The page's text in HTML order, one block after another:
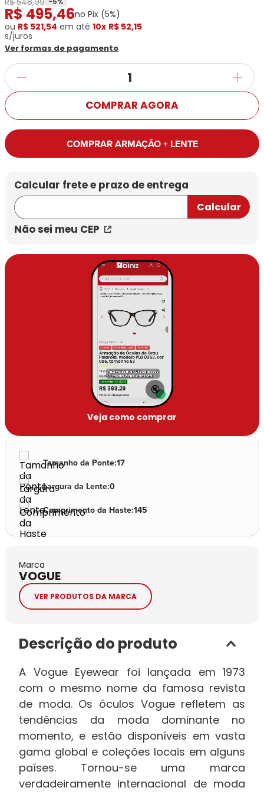
Ban
Todas
as
Marcas
Marcas
Exclusivas
Dii
DNZ
Todas
Miu
Polaroid
Vogue
Todas
as
Marcas
Marcas
Collection
Totas
Bulget
Todas
as
Marcas
Marcas
Exclusivas
Dii
Hit
Unissex
Marcas
Exclusivas
Dii
Collection
DNZ
Hit
R$ 495,46no Pix (5%)
ou R$ 521,54 em até 10x R$ 52,15
s/juros
Ver formas de pagamento
COMPRAR AGORA
COMPRAR ARMAÇÃO + LENTE
Não sei meu CEP
🔇
Veja como comprar
Tamanho da Ponte:17
Largura da Lente:0
Comprimento da Haste:145
Marca
VOGUE
VER PRODUTOS DA MARCA
Descrição do produto
A Vogue Eyewear foi lançada em 1973
com o mesmo nome da famosa revista
de moda. Os óculos Vogue refletem as
tendências da moda dominante no
momento, e estão disponíveis em vasta
gama global e coleções locais em alguns
países. Tornou-se uma marca
verdadeiramente internacional de moda